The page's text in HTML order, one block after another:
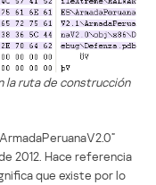
la ruta de construcción
2012. Hace referencia
que existe por lo